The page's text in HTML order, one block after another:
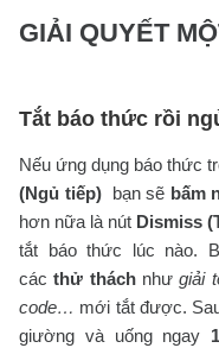
GIẢI QUYẾT
Tắt báo thức rồi
Nếu ứng dụng báo thức
(Ngủ tiếp)bạn sẽ bấm
hơn nữa là nút Dismiss
tắt báo thức lúc nào.
cácthử tháchnhưgiải
code… mới tắt được.
giường và uống ngay